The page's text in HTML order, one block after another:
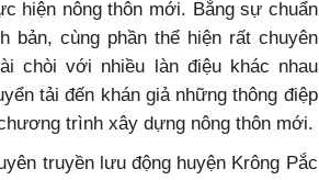
hiện nông thôn mới. Bằng sự chuẩn
bản, cùng phần thể hiện rất chuyên
chòi với nhiều làn điệu khác nhau
tải đến khán giả những thông điệp
trình xây dựng nông thôn mới.
truyền lưu động huyện Krông Pắc